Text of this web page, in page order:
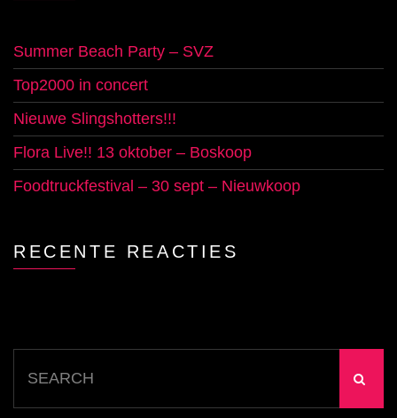
Summer Beach Party – SVZ
Top2000 in concert
Nieuwe Slingshotters!!!
Flora Live!! 13 oktober – Boskoop
Foodtruckfestival – 30 sept – Nieuwkoop
RECENTE REACTIES
for: